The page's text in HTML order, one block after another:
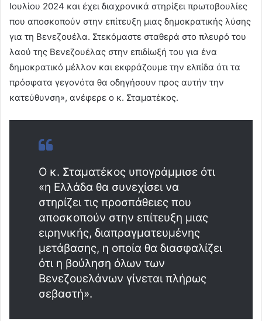
Ιουλίου 2024 και έχει διαχρονικά στηρίξει πρωτοβουλίες
που αποσκοπούν στην επίτευξη μιας δημοκρατικής λύσης
για τη Βενεζουέλα. Στεκόμαστε σταθερά στο πλευρό του
λαού της Βενεζουέλας στην επιδίωξή του για ένα
δημοκρατικό μέλλον και εκφράζουμε την ελπίδα ότι τα
πρόσφατα γεγονότα θα οδηγήσουν προς αυτήν την
κατεύθυνση», ανέφερε ο κ. Σταματέκος.
Ο κ. Σταματέκος υπογράμμισε ότι
«η Ελλάδα θα συνεχίσει να
στηρίζει τις προσπάθειες που
αποσκοπούν στην επίτευξη μιας
ειρηνικής, διαπραγματευμένης
μετάβασης, η οποία θα διασφαλίζει
ότι η βούληση όλων των
Βενεζουελάνων γίνεται πλήρως
σεβαστή».